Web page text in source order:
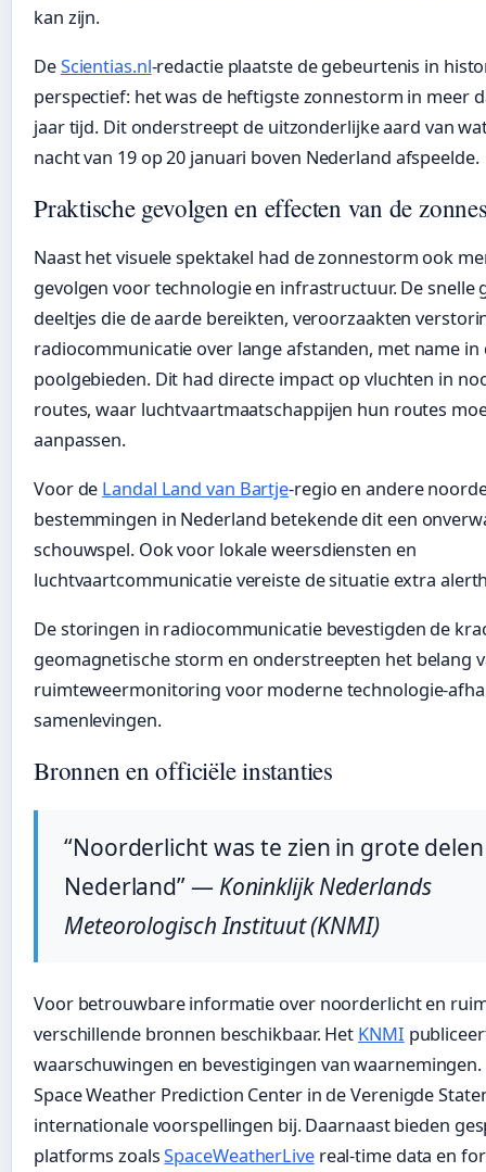
kan zijn.
DeScientias.nl-redactie plaatste de gebeurtenis in
perspectief: het was de heftigste zonnestorm in meer
jaar tijd. Dit onderstreept de uitzonderlijke aard van
nacht van 19 op 20 januari boven Nederland afspeelde.
Praktische gevolgen en effecten van de
Naast het visuele spektakel had de zonnestorm ook
gevolgen voor technologie en infrastructuur. De snelle
deeltjes die de aarde bereikten, veroorzaakten
radiocommunicatie over lange afstanden, met name in
poolgebieden. Dit had directe impact op vluchten in
routes, waar luchtvaartmaatschappijen hun routes
aanpassen.
Voor de Landal Land van Bartje-regio en andere
bestemmingen in Nederland betekende dit een
schouwspel. Ook voor lokale weersdiensten en
luchtvaartcommunicatie vereiste de situatie extra
De storingen in radiocommunicatie bevestigden de
geomagnetische storm en onderstreepten het belang
ruimteweermonitoring voor moderne technologie-
samenlevingen.
Bronnen en officiële instanties
“Noorderlicht was te zien in grote
Nederland” — Koninklijk Nederlands
Meteorologisch Instituut (KNMI)
Voor betrouwbare informatie over noorderlicht en
verschillende bronnen beschikbaar. Het KNMI
waarschuwingen en bevestigingen van waarnemingen.
Space Weather Prediction Center in de Verenigde
internationale voorspellingen bij. Daarnaast bieden
platforms zoalsSpaceWeatherLivereal-time data en